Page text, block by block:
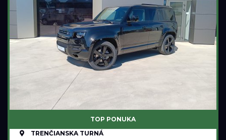
TOP PONUKA
TRENČIANSKA TURNÁ